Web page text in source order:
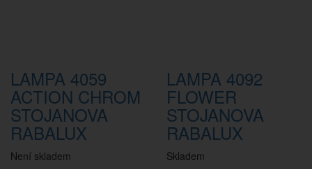
LAMPA 4059
ACTION CHROM
STOJANOVA
RABALUX
Není skladem
LAMPA 4092
FLOWER
STOJANOVA
RABALUX
Skladem